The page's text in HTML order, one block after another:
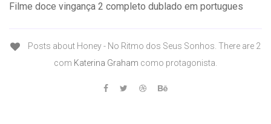
Filme doce vingança 2 completo dublado em portugues
Posts about Honey - No Ritmo dos Seus Sonhos. There are 2
com Katerina Graham como protagonista.